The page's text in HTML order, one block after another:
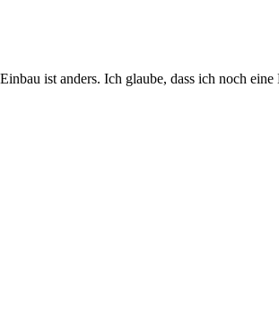
ist anders. Ich glaube, dass ich noch